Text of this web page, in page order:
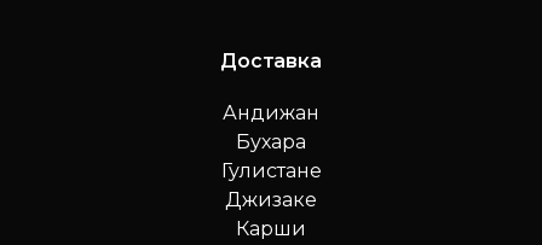
Доставка
Андижан
Бухара
Гулистане
Джизаке
Карши